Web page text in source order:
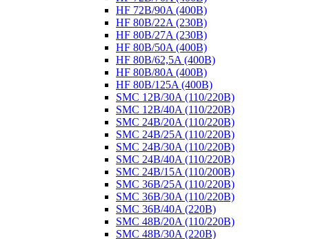
HF 72B/90A (400B)
HF 80B/22A (230B)
HF 80B/27A (230B)
HF 80B/50A (400B)
HF 80B/62,5A (400B)
HF 80B/80A (400B)
HF 80B/125A (400B)
SMC 12B/30A (110/220B)
SMC 12B/40A (110/220B)
SMC 24B/20A (110/220B)
SMC 24B/25A (110/220B)
SMC 24B/30A (110/220B)
SMC 24B/40A (110/220B)
SMC 24B/15A (110/200B)
SMC 36B/25A (110/220B)
SMC 36B/30A (110/220B)
SMC 36B/40A (220B)
SMC 48B/20A (110/220B)
SMC 48B/30A (220B)